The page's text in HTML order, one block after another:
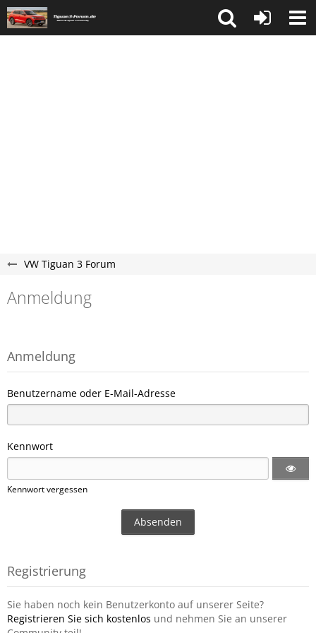
VW Tiguan 3 Forum
Anmeldung
Anmeldung
Benutzername oder E-Mail-Adresse
Kennwort
Kennwort vergessen
Registrierung
Sie haben noch kein Benutzerkonto auf unserer Seite?
Registrieren Sie sich kostenlos und nehmen Sie an unserer